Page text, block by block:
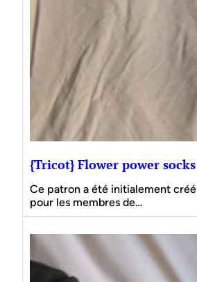
{Tricot} Flower power socks
Ce patron a été initialement créé
pour les membres de…